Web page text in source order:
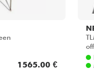
1565.00 €